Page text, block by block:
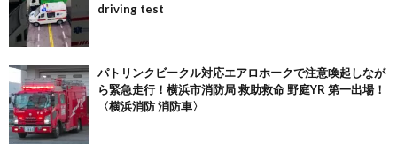
driving test
パトリンクビークル対応エアロホークで注意喚起しなが
ら緊急走行！横浜市消防局 救助救命 野庭YR 第一出場！
〈横浜消防 消防車〉